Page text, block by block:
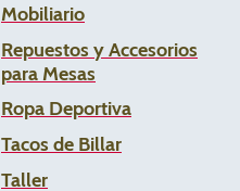
Mobiliario
Repuestos y Accesorios
para Mesas
Ropa Deportiva
Tacos de Billar
Taller